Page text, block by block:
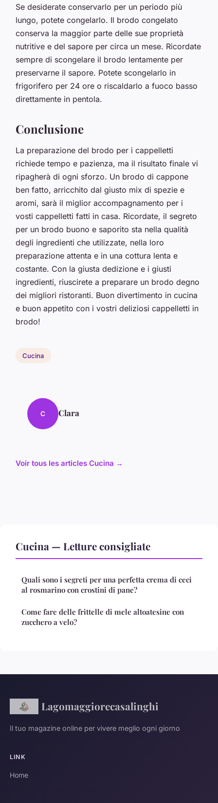
Se desiderate conservarlo per un periodo più
lungo, potete congelarlo. Il brodo congelato
conserva la maggior parte delle sue proprietà
nutritive e del sapore per circa un mese. Ricordate
sempre di scongelare il brodo lentamente per
preservarne il sapore. Potete scongelarlo in
frigorifero per 24 ore o riscaldarlo a fuoco basso
direttamente in pentola.
Conclusione
La preparazione del brodo per i cappelletti
richiede tempo e pazienza, ma il risultato finale vi
ripagherà di ogni sforzo. Un brodo di cappone
ben fatto, arricchito dal giusto mix di spezie e
aromi, sarà il miglior accompagnamento per i
vosti cappelletti fatti in casa. Ricordate, il segreto
per un brodo buono e saporito sta nella qualità
degli ingredienti che utilizzate, nella loro
preparazione attenta e in una cottura lenta e
costante. Con la giusta dedizione e i giusti
ingredienti, riuscirete a preparare un brodo degno
dei migliori ristoranti. Buon divertimento in cucina
e buon appetito con i vostri deliziosi cappelletti in
brodo!
Cucina
C Clara
Voir tous les articles Cucina →
Cucina — Letture consigliate
Quali sono i segreti per una perfetta crema di ceci
al rosmarino con crostini di pane?
Come fare delle frittelle di mele altoatesine con
zucchero a velo?
Lagomaggiorecasalinghi
Il tuo magazine online per vivere meglio ogni giorno
LINK
Home